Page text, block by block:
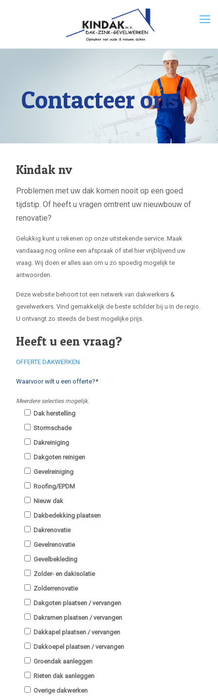
Contacteer ons
Kindak nv
Problemen met uw dak komen nooit op een goed
tijdstip. Of heeft u vragen omtrent uw nieuwbouw of
renovatie?
Gelukkig kunt u rekenen op onze uitstekende service. Maak
vandaaag nog online een afspraak of stel hier vrijblijvend uw
vraag. Wij doen er alles aan om u zo spoedig mogelijk te
antwoorden.
Deze website behoort tot een netwerk van dakwerkers &
gevelwerkers. Vind gemakkelijk de beste schilder bij u in de regio.
U ontvangt zo steeds de best mogelijke prijs.
Heeft u een vraag?
OFFERTE DAKWERKEN
Waarvoor wilt u een offerte?*
Meerdere selecties mogelijk.
Dak herstelling
Stormschade
Dakreiniging
Dakgoten reinigen
Gevelreiniging
Roofing/EPDM
Nieuw dak
Dakbedekking plaatsen
Dakrenovatie
Gevelrenovatie
Gevelbekleding
Zolder- en dakisolatie
Zolderrenovatie
Dakgoten plaatsen / vervangen
Dakramen plaatsen / vervangen
Dakkapel plaatsen / vervangen
Dakkoepel plaatsen / vervangen
Groendak aanleggen
Rieten dak aanleggen
Overige dakwerken